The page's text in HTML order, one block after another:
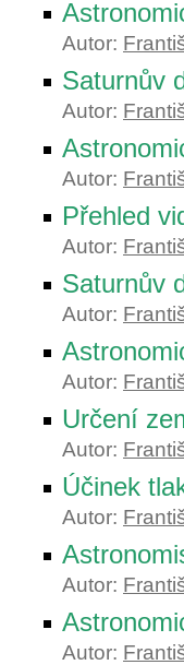
Autor:
Saturnův
Autor:
Autor:
Přehled
Autor:
Saturnův
Autor:
Autor:
Určení
Autor:
Účinek
Autor:
Autor:
Autor: